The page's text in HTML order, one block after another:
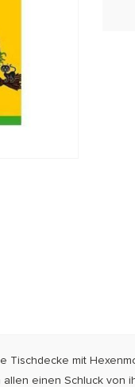
mit
einen Schluck